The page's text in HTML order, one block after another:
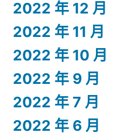
2022 年 12 月
2022 年 11 月
2022 年 10 月
2022 年 9 月
2022 年 7 月
2022 年 6 月